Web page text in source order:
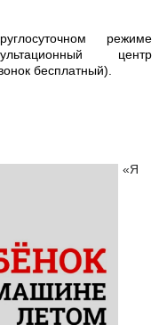
режиме
центр
бесплатный).
«Я